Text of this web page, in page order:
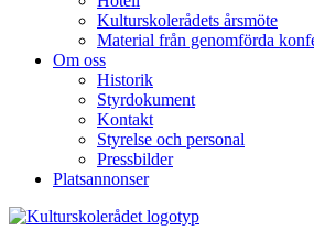
Kulturskolerådets årsmöte
Material från genomförda
Om oss
Historik
Styrdokument
Kontakt
Styrelse och personal
Pressbilder
Platsannonser
Hoppa till innehållet